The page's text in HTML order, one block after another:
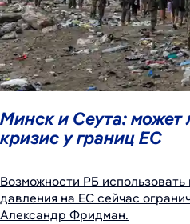
Минск и Сеута: может
кризис у границ ЕС
Возможности РБ
давления на ЕС сейчас
Александр Фридман.